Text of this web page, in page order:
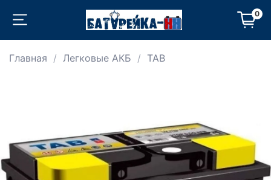
0
Главная Легковые АКБ TAB